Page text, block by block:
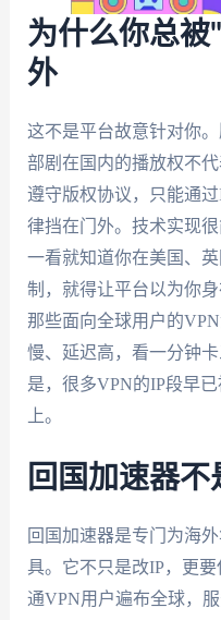
为什么你总被
外
这不是平台故意针对你
部剧在国内的播放权不
遵守版权协议，只能通
律挡在门外。技术实现
一看就知道你在美国、
制，就得让平台以为你
那些面向全球用户的
慢、延迟高，看一分钟
是，很多VPN的IP段早
上。
回国加速器不
回国加速器是专门为海
具。它不只是改IP，更
通VPN用户遍布全球，